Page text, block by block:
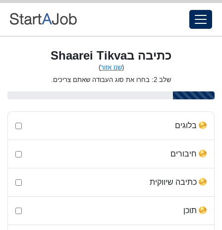
כתיבה בShaarei Tikva
(שנו אזור)
שלב 2: בחרו את סוג העבודה שאתם צריכים.
בלוגים
חיבורים
כתיבה שיווקית
תוכן